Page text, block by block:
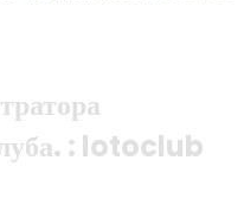
: lotoclub